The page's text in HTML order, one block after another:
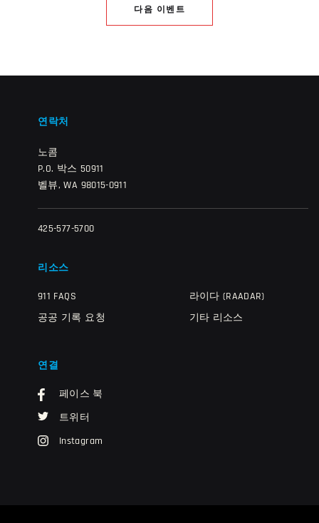
다음 이벤트
연락처
노콤
P.O. 박스 50911
벨뷰, WA 98015-0911
425-577-5700
리소스
911 FAQS
공공 기록 요청
라이다 (RAADAR)
기타 리소스
연결
페이스 북
트위터
Instagram